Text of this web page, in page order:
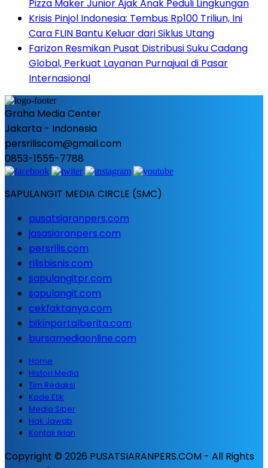
Pizza Maker Junior Ajak Anak Peduli Lingkungan
Krisis Pinjol Indonesia: Tembus Rp100 Triliun, Ini
Cara FLIN Bantu Keluar dari Siklus Utang
Farizon Resmikan Pusat Distribusi Suku Cadang
Global, Perkuat Layanan Purnajual di Pasar
Internasional
Graha Media Center
Jakarta - Indonesia
persriliscom@gmail.com
0853-1555-7788
SAPULANGIT MEDIA CIRCLE (SMC)
pusatsiaranpers.com
jasasiaranpers.com
persrilis.com
rilisbisnis.com
sapulangitpr.com
sapulangit.com
cekfaktanya.com
bikinportalberita.com
bursamediaonline.com
Home
Histori Media
Tim Redaksi
Kode Etik
Media Siber
Hak Jawab
Kontak Iklan
Copyright © 2026 PUSATSIARANPERS.COM - All Rights